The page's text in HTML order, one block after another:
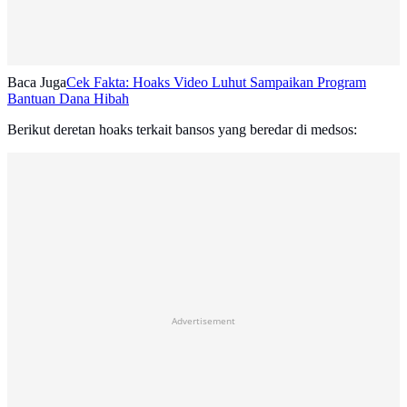
Baca JugaCek Fakta: Hoaks Video Luhut Sampaikan Program
Bantuan Dana Hibah
Berikut deretan hoaks terkait bansos yang beredar di medsos:
Advertisement